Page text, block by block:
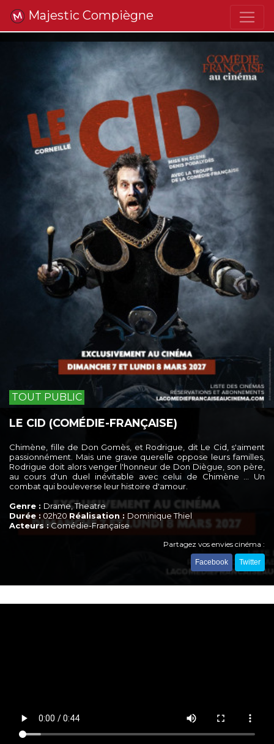
Majestic Compiègne
TOUT PUBLIC
LE CID (COMÉDIE-FRANÇAISE)
Chimène, fille de Don Gomès, et Rodrigue, dit Le Cid, s'aiment
passionnément. Mais une grave querelle oppose leurs familles,
Rodrigue doit alors venger l'honneur de Don Diègue, son père,
au cours d'un duel inévitable avec celui de Chimène … Un
combat qui bouleverse leur histoire d'amour.
Genre : Drame, Theatre
Durée : 02h20 Réalisation : Dominique Thiel
Acteurs : Comédie-Française
Partagez vos envies cinéma :
Facebook Twitter